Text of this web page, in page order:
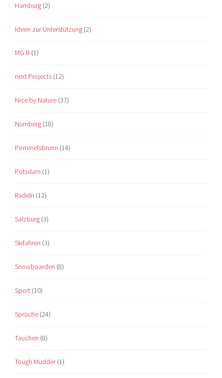
Hamburg (2)
Ideen zur Unterstützung (2)
MG B (1)
next Projects (12)
Nice by Nature (37)
Nürnberg (18)
Pommelsbrunn (14)
Potsdam (1)
Radeln (12)
Salzburg (3)
Skifahren (3)
Snowboarden (8)
Sport (10)
Sprüche (24)
Tauchen (8)
Tough Mudder(1)